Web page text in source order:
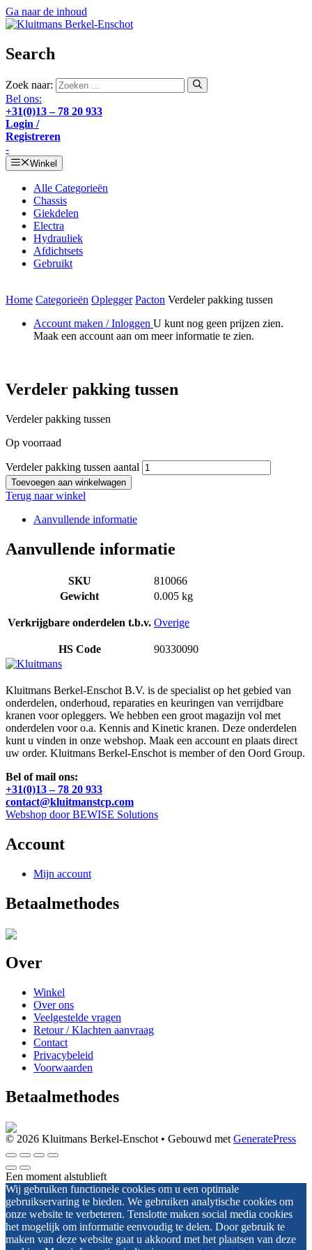
Ga naar de inhoud
Search
Zoek naar:
Bel ons:
+31(0)13 – 78 20 933
Login /
Registreren
-
Winkel
Alle Categorieën
Chassis
Giekdelen
Electra
Hydrauliek
Afdichtsets
Gebruikt
Home Categorieën Oplegger Pacton Verdeler pakking tussen
Account maken / Inloggen U kunt nog geen prijzen zien.
Maak een account aan om meer informatie te zien.
Verdeler pakking tussen
Verdeler pakking tussen
Op voorraad
Verdeler pakking tussen aantal
Toevoegen aan winkelwagen
Terug naar winkel
Aanvullende informatie
Aanvullende informatie
SKU
810066
Gewicht
0.005 kg
Verkrijgbare onderdelen t.b.v. Overige
HS Code 90330090
Kluitmans Berkel-Enschot B.V. is de specialist op het gebied van
onderdelen, onderhoud, reparaties en keuringen van verrijdbare
kranen voor opleggers. We hebben een groot magazijn vol met
onderdelen voor o.a. Kennis and Kinetic kranen. Deze onderdelen
kunt u vinden in onze webshop. Maak een account en plaats direct
uw order. Kluitmans Berkel-Enschot is member of den Oord Group.
Bel of mail ons:
+31(0)13 – 78 20 933
contact@kluitmanstcp.com
Webshop door BEWISE Solutions
Account
Mijn account
Betaalmethodes
Over
Winkel
Over ons
Veelgestelde vragen
Retour / Klachten aanvraag
Contact
Privacybeleid
Voorwaarden
Betaalmethodes
© 2026 Kluitmans Berkel-Enschot • Gebouwd met GeneratePress
Een moment alstublieft
Wij gebruiken functionele cookies om u een optimale
gebruikservaring te bieden. We gebruiken analytische cookies om
onze website te verbeteren. Tenslotte maken social media cookies
het mogelijk om informatie eenvoudig te delen. Door gebruik te
maken van deze website gaat u akkoord met het plaatsen van deze